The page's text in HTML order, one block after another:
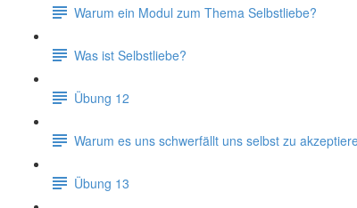
Warum ein Modul zum Thema Selbstliebe?
Was ist Selbstliebe?
Übung 12
Warum es uns schwerfällt uns selbst zu
Übung 13